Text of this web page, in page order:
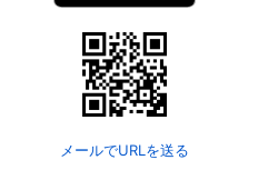
メールでURLを送る